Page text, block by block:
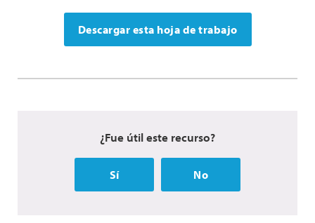
Descargar esta hoja de trabajo
¿Fue útil este recurso?
Sí No